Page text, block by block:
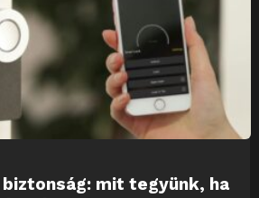
mit tegyünk, ha